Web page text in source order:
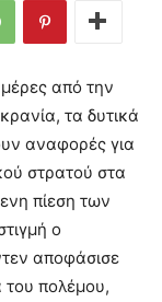
από την
τα δυτικά
αναφορές για
στρατού στα
πίεση των
ο
αποφάσισε
του πολέμου,